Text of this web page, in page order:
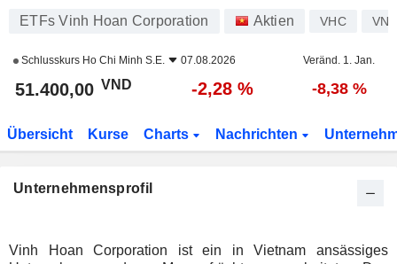
ETFs Vinh Hoan Corporation Aktien VHC
Schlusskurs Ho Chi Minh S.E. 07.08.2026 Veränd. 1. Jan.
51.400,00 VND -2,28 % -8,38 %
Übersicht Kurse Charts Nachrichten
Unternehmensprofil
Vinh Hoan Corporation ist ein in Vietnam ansässiges